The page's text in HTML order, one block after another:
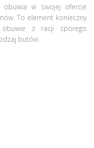
obuwia w swojej ofercie
To element konieczny
obuwie z racji sporego
butów.